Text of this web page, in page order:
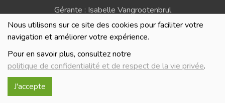
Nous utilisons sur ce site des cookies pour faciliter votre
navigation et améliorer votre expérience.
Pour en savoir plus, consultez notre
politique de confidentialité et de respect de la vie privée.
J'accepte
Gérante : Isabelle Vangrootenbrul
Politique de confidentialité et de respect de la vie
privée